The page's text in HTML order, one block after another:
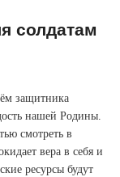
солдатам
защитника
нашей Родины.
смотреть в
вера в себя и
ресурсы будут